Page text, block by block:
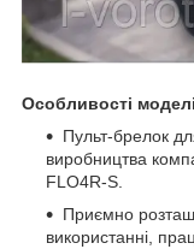
Особливості
Пульт-брелок
виробництва
FLO4R-S.
Приємно
використанні,